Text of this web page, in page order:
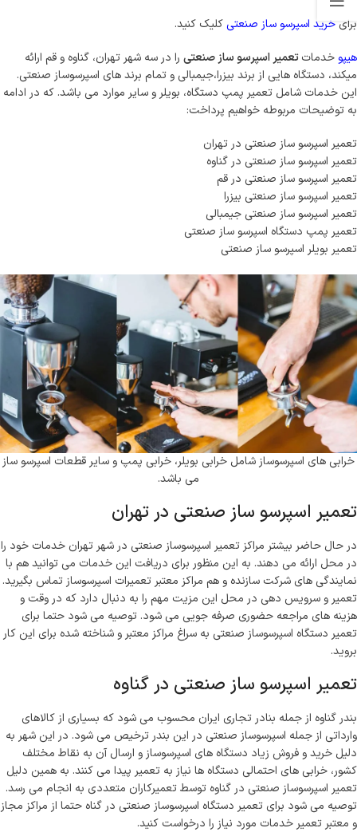
برای خرید اسپرسو ساز صنعتی کلیک کنید.
هیپو خدماتتعمیر اسپرسو ساز صنعتی را در سه شهر تهران، گناوه و قم ارائه
میکند، دستگاه هایی از برند بیزرا،جیمبالی و تمام برند های اسپرسوساز صنعتی.
این خدمات شامل تعمیر پمپ دستگاه، بویلر و سایر موارد می باشد. که در ادامه
به توضیحات مربوطه خواهیم پرداخت:
تعمیر اسپرسو ساز صنعتی در تهران
تعمیر اسپرسو ساز صنعتی در گناوه
تعمیر اسپرسو ساز صنعتی در قم
تعمیر اسپرسو ساز صنعتی بیزرا
تعمیر اسپرسو ساز صنعتی جیمبالی
تعمیر پمپ دستگاه اسپرسو ساز صنعتی
تعمیر بویلر اسپرسو ساز صنعتی
خرابی های اسپرسوساز شامل خرابی بویلر، خرابی پمپ و سایر قطعات اسپرسو ساز
می باشد.
تعمیر اسپرسو ساز صنعتی در تهران
در حال حاضر بیشتر مراکز تعمیر اسپرسوساز صنعتی در شهر تهران خدمات خود را
در محل ارائه می دهند. به این منظور برای دریافت این خدمات می توانید هم با
نمایندگی های شرکت سازنده و هم مراکز معتبر تعمیرات اسپرسوساز تماس بگیرید.
تعمیر و سرویس دهی در محل این مزیت مهم را به دنبال دارد که در وقت و
هزینه های مراجعه حضوری صرفه جویی می شود. توصیه می شود حتما برای
تعمیر دستگاه اسپرسوساز صنعتی به سراغ مراکز معتبر و شناخته شده برای این کار
بروید.
تعمیر اسپرسو ساز صنعتی در گناوه
بندر گناوه از جمله بنادر تجاری ایران محسوب می شود که بسیاری از کالاهای
وارداتی از جمله اسپرسوساز صنعتی در این بندر ترخیص می شود. در این شهر به
دلیل خرید و فروش زیاد دستگاه های اسپرسوساز و ارسال آن به نقاط مختلف
کشور، خرابی های احتمالی دستگاه ها نیاز به تعمیر پیدا می کنند. به همین دلیل
تعمیر اسپرسوساز صنعتی در گناوه توسط تعمیرکاران متعددی به انجام می رسد.
توصیه می شود برای تعمیر دستگاه اسپرسوساز صنعتی در گناه حتما از مراکز مجاز
و معتبر تعمیر خدمات مورد نیاز را درخواست کنید.